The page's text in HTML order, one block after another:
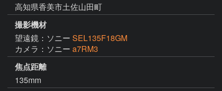
高知県香美市土佐山田町
撮影機材
望遠鏡：ソニー SEL135F18GM
カメラ：ソニー a7RM3
焦点距離
135mm